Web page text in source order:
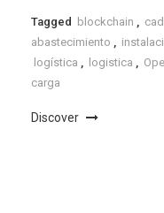
Tagged blockchain
abastecimiento
logística
logistica
carga
Discover